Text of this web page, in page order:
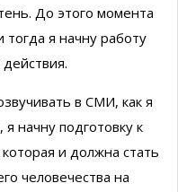
До этого момента
я начну работу
в СМИ, как я
начну подготовку к
и должна стать
человечества на